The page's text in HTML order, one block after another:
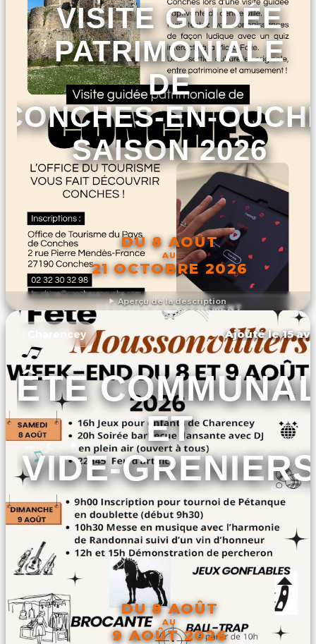
Aperçu de la description
VISITE GUIDÉE
PATRIMONIALE
DE
CONCHES-EN-
SAISON 2026
DU 8 AOÛT
AU
21 OCTOBRE 2026
DÉCOUVRIR L'ÉVÉNEMENT
Charencey Ajouté le 15
ET
VIDE-
DU 8 AOÛT
AU
9 AOÛT 2026